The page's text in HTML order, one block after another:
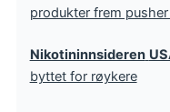
produkter frem
Nikotininnsideren
byttet for røykere